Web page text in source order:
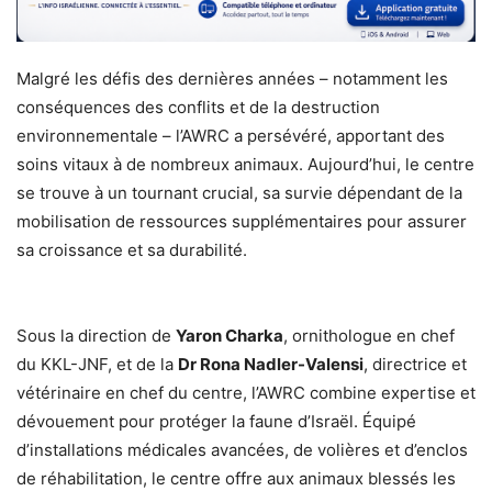
Malgré les défis des dernières années – notamment les
conséquences des conflits et de la destruction
environnementale – l’AWRC a persévéré, apportant des
soins vitaux à de nombreux animaux. Aujourd’hui, le centre
se trouve à un tournant crucial, sa survie dépendant de la
mobilisation de ressources supplémentaires pour assurer
sa croissance et sa durabilité.
Sous la direction de Yaron Charka, ornithologue en chef
du KKL-JNF, et de la Dr Rona Nadler-Valensi, directrice et
vétérinaire en chef du centre, l’AWRC combine expertise et
dévouement pour protéger la faune d’Israël. Équipé
d’installations médicales avancées, de volières et d’enclos
de réhabilitation, le centre offre aux animaux blessés les